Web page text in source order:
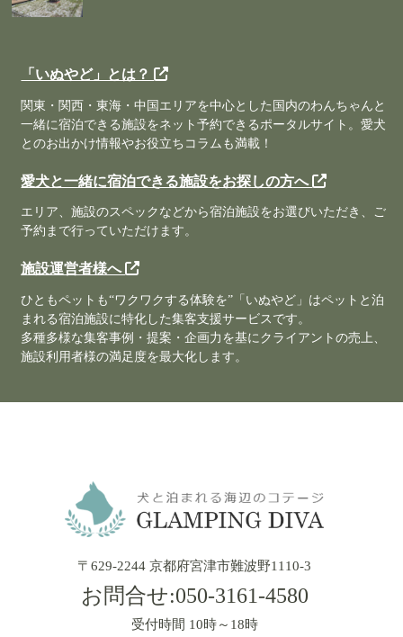
「いぬやど」とは？
関東・関西・東海・中国エリアを中心とした国内のわんちゃんと
一緒に宿泊できる施設をネット予約できるポータルサイト。愛犬
とのお出かけ情報やお役立ちコラムも満載！
愛犬と一緒に宿泊できる施設をお探しの方へ
エリア、施設のスペックなどから宿泊施設をお選びいただき、ご
予約まで行っていただけます。
施設運営者様へ
ひともペットも“ワクワクする体験を”「いぬやど」はペットと泊
まれる宿泊施設に特化した集客支援サービスです。
多種多様な集客事例・提案・企画力を基にクライアントの売上、
施設利用者様の満足度を最大化します。
〒629-2244 京都府宮津市難波野1110-3
お問合せ:050-3161-4580
受付時間 10時～18時